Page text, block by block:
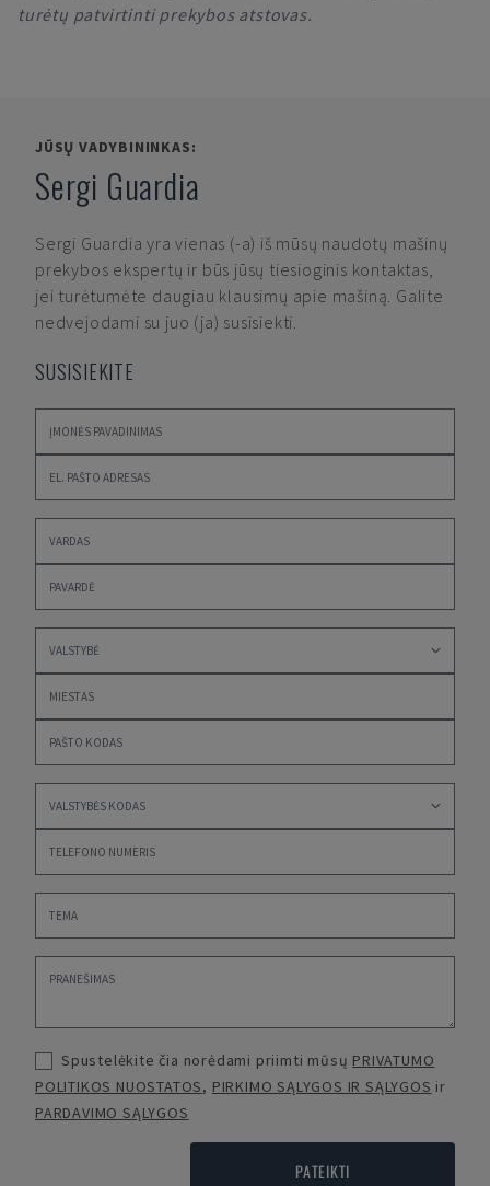
turėtų patvirtinti prekybos atstovas.
JŪSŲ VADYBININKAS:
Sergi Guardia
Sergi Guardia yra vienas (-a) iš mūsų naudotų mašinų
prekybos ekspertų ir būs jūsų tiesioginis kontaktas,
jei turėtumėte daugiau klausimų apie mašiną. Galite
nedvejodami su juo (ja) susisiekti.
SUSISIEKITE
Spustelėkite čia norėdami priimti mūsų PRIVATUMO
POLITIKOS NUOSTATOS, PIRKIMO SĄLYGOS IR SĄLYGOS ir
PARDAVIMO SĄLYGOS
PATEIKTI